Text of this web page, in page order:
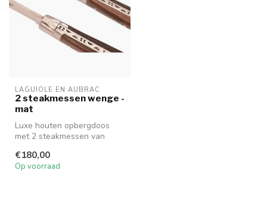
LAGUIOLE EN AUBRAC
2 steakmessen wenge -
mat
Luxe houten opbergdoos
met 2 steakmessen van
wenge met mat...
€180,00
Op voorraad